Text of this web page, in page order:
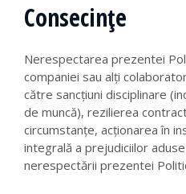
Consecințe
Nerespectarea prezentei
companiei sau alți
către sancțiuni disciplinare
de muncă), rezilierea
circumstanțe, acționarea în
integrală a prejudiciilor
nerespectării prezentei